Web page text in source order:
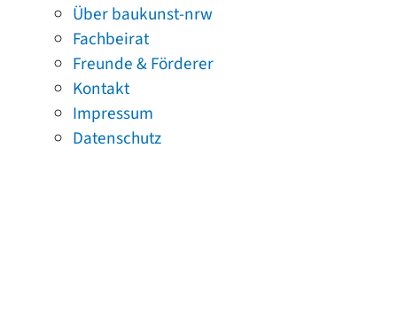
Über baukunst-nrw
Fachbeirat
Freunde & Förderer
Kontakt
Impressum
Datenschutz